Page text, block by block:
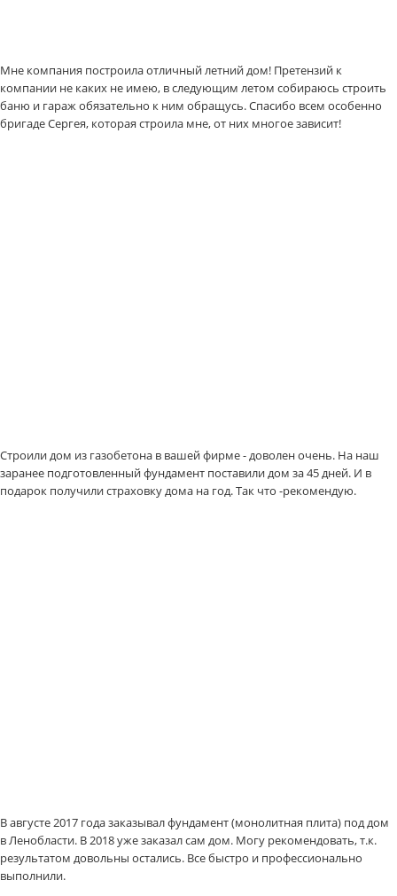
Мне компания построила отличный летний дом! Претензий к
компании не каких не имею, в следующим летом собираюсь строить
баню и гараж обязательно к ним обращусь. Спасибо всем особенно
бригаде Сергея, которая строила мне, от них многое зависит!
Строили дом из газобетона в вашей фирме - доволен очень. На наш
заранее подготовленный фундамент поставили дом за 45 дней. И в
подарок получили страховку дома на год. Так что -рекомендую.
В августе 2017 года заказывал фундамент (монолитная плита) под дом
в Ленобласти. В 2018 уже заказал сам дом. Могу рекомендовать, т.к.
результатом довольны остались. Все быстро и профессионально
выполнили.